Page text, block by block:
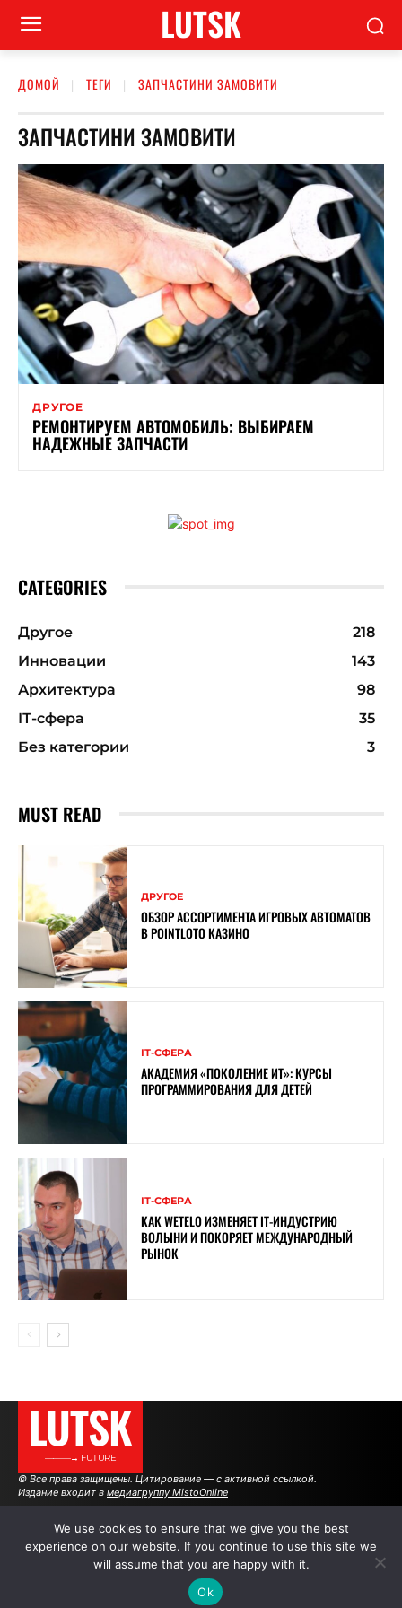
LUTSK
ДОМОЙ ТЕГИ ЗАПЧАСТИНИ ЗАМОВИТИ
ЗАПЧАСТИНИ ЗАМОВИТИ
ДРУГОЕ
РЕМОНТИРУЕМ АВТОМОБИЛЬ: ВЫБИРАЕМ
НАДЕЖНЫЕ ЗАПЧАСТИ
CATEGORIES
Другое
218
Инновации
143
Архитектура
98
ІТ-сфера
35
Без категории
3
MUST READ
ДРУГОЕ
ОБЗОР АССОРТИМЕНТА ИГРОВЫХ АВТОМАТОВ
В POINTLOTO КАЗИНО
ІТ-СФЕРА
АКАДЕМИЯ «ПОКОЛЕНИЕ ИТ»: КУРСЫ
ПРОГРАММИРОВАНИЯ ДЛЯ ДЕТЕЙ
ІТ-СФЕРА
КАК WETELO ИЗМЕНЯЕТ IT-ИНДУСТРИЮ
ВОЛЫНИ И ПОКОРЯЕТ МЕЖДУНАРОДНЫЙ
РЫНОК
LUTSK
———→ FUTURE
© Все права защищены. Цитирование — с активной ссылкой.
Издание входит в медиагруппу MistoOnline
АВТОРЫ | РЕКЛАМА НА САЙТЕ
We use cookies to ensure that we give you the best
experience on our website. If you continue to use this site we
will assume that you are happy with it.
Ok